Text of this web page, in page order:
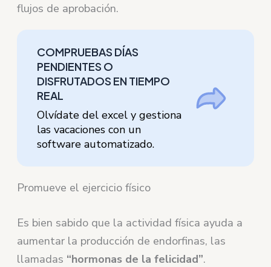
flujos de aprobación.
COMPRUEBAS DÍAS
PENDIENTES O
DISFRUTADOS EN TIEMPO
REAL
Olvídate del excel y gestiona
las vacaciones con un
software automatizado.
Promueve el ejercicio físico
Es bien sabido que la actividad física ayuda a
aumentar la producción de endorfinas, las
llamadas “hormonas de la felicidad”.